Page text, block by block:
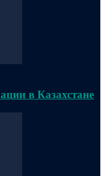
в Казахстане